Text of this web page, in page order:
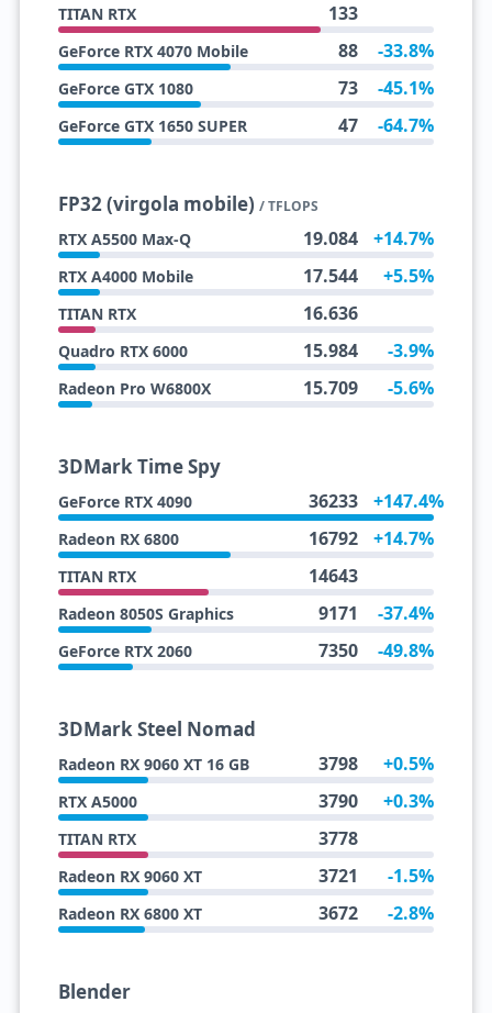
TITAN RTX 133
GeForce RTX 4070 Mobile 88 -33.8%
GeForce GTX 1080 73 -45.1%
GeForce GTX 1650 SUPER 47 -64.7%
FP32 (virgola mobile) / TFLOPS
RTX A5500 Max-Q 19.084 +14.7%
RTX A4000 Mobile 17.544 +5.5%
TITAN RTX 16.636
Quadro RTX 6000 15.984 -3.9%
Radeon Pro W6800X 15.709 -5.6%
3DMark Time Spy
GeForce RTX 4090 36233 +147.4%
Radeon RX 6800 16792 +14.7%
TITAN RTX 14643
Radeon 8050S Graphics 9171 -37.4%
GeForce RTX 2060 7350 -49.8%
3DMark Steel Nomad
Radeon RX 9060 XT 16 GB 3798 +0.5%
RTX A5000 3790 +0.3%
TITAN RTX 3778
Radeon RX 9060 XT 3721 -1.5%
Radeon RX 6800 XT 3672 -2.8%
Blender